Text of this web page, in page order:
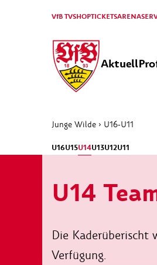
VfB TVSHOPTICKETSARENA
Aktuell
Junge Wilde › U16-U11
U16U15U14U13U12U11
U14
Die Kaderüberischt
Verfügung.